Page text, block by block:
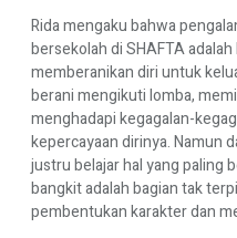
Rida mengaku bahwa
bersekolah di SHAFTA
memberanikan diri untuk
berani mengikuti lomba,
menghadapi kegagalan-
kepercayaan dirinya. Namun
justru belajar hal yang paling
bangkit adalah bagian tak
pembentukan karakter dan